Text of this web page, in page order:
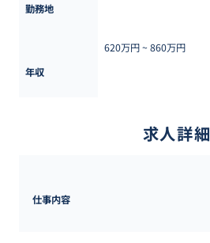
勤務地
年収
620万円 ~ 860万円
求人詳細
仕事内容